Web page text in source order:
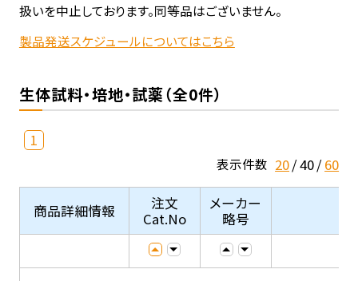
扱いを中止しております。同等品はございません。
製品発送スケジュールについてはこちら
生体試料・培地・試薬（全0件）
1
表示件数 20 40 60
商品詳細情報
注文
Cat.No
メーカー
略号